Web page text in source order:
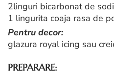
2linguri bicarbonat de
1 lingurita coaja rasa de
Pentru decor:
glazura royal icing sau
PREPARARE: